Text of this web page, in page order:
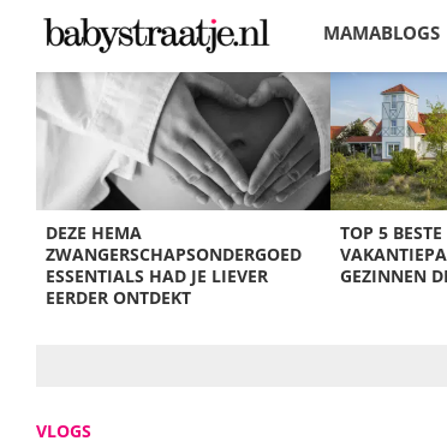
MAMABLOGS
KORTINGEN
DEZE HEMA
ZWANGERSCHAPSONDERGOED
ESSENTIALS HAD JE LIEVER
EERDER ONTDEKT
TOP 5
GEZINNEN
VLOGS